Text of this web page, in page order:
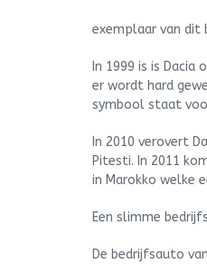
exemplaar van dit
In 1999 is is
er wordt hard
symbool staat
In 2010 verovert
Pitesti. In 2011
in Marokko welke
Een slimme
De bedrijfsauto